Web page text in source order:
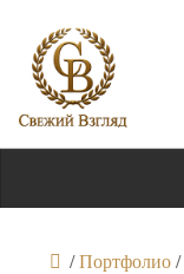
/Портфолио/